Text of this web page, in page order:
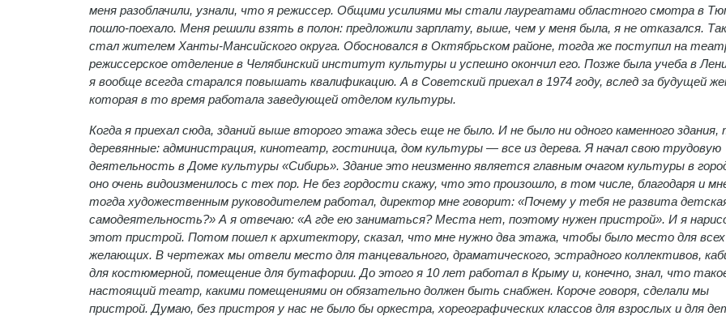
меня разоблачили, узнали, что я режиссер. Общими усилиями мы стали лауреатами областного смотра в
пошло-поехало. Меня решили взять в полон: предложили зарплату, выше, чем у меня была, я не отказался.
стал жителем Ханты-Мансийского округа. Обосновался в Октябрьском районе, тогда же поступил на
режиссерское отделение в Челябинский институт культуры и успешно окончил его. Позже была учеба в
я вообще всегда старался повышать квалификацию. А в Советский приехал в 1974 году, вслед за будущей
которая в то время работала заведующей отделом культуры.
Когда я приехал сюда, зданий выше второго этажа здесь еще не было. И не было ни одного каменного здания,
деревянные: администрация, кинотеатр, гостиница, дом культуры — все из дерева. Я начал свою трудовую
деятельность в Доме культуры «Сибирь». Здание это неизменно является главным очагом культуры в
оно очень видоизменилось с тех пор. Не без гордости скажу, что это произошло, в том числе, благодаря и
тогда художественным руководителем работал, директор мне говорит: «Почему у тебя не развита
самодеятельность?» А я отвечаю: «А где ею заниматься? Места нет, поэтому нужен пристрой». И я
этот пристрой. Потом пошел к архитектору, сказал, что мне нужно два этажа, чтобы было место для всех
желающих. В чертежах мы отвели место для танцевального, драматического, эстрадного коллективов,
для костюмерной, помещение для бутафории. До этого я 10 лет работал в Крыму и, конечно, знал, что
настоящий театр, какими помещениями он обязательно должен быть снабжен. Короче говоря, сделали мы
пристрой. Думаю, без пристроя у нас не было бы оркестра, хореографических классов для взрослых и для